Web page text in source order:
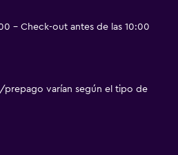
- Check-out antes de las 10:00
prepago varían según el tipo de